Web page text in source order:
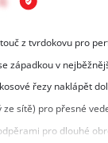
z tvrdokovu pro
západkou v
řezy naklápět
ze sítě) pro přesné
pro dlouhé